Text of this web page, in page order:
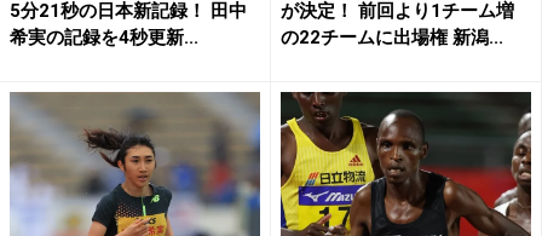
5分21秒の日本新記録！ 田中
希実の記録を4秒更新...
が決定！ 前回より1チーム増
の22チームに出場権 新潟...